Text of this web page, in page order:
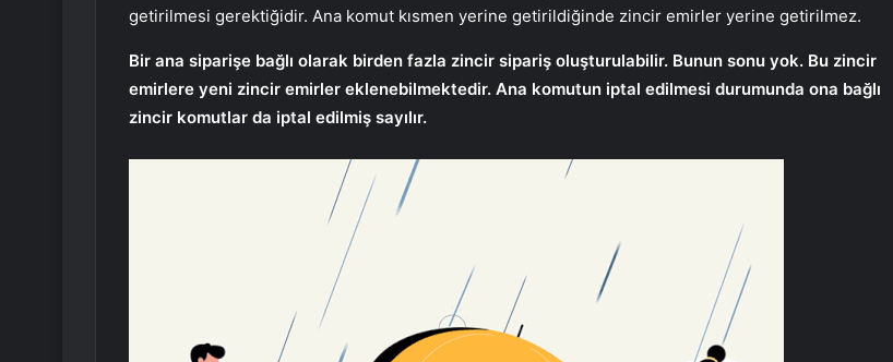
getirilmesi gerektiğidir. Ana komut kısmen yerine getirildiğinde zincir emirler yerine getirilmez.
Bir ana siparişe bağlı olarak birden fazla zincir sipariş oluşturulabilir. Bunun sonu yok. Bu zincir
emirlere yeni zincir emirler eklenebilmektedir. Ana komutun iptal edilmesi durumunda ona bağlı
zincir komutlar da iptal edilmiş sayılır.